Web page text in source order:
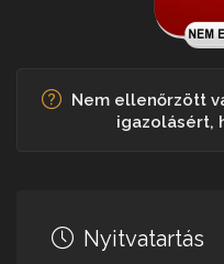
Nem ellenőrzött
igazolásért,
Nyitvatartás